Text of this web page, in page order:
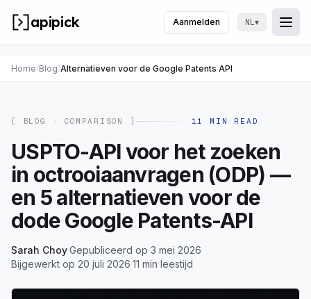
apipick Aanmelden NL▾
Home/Blog/Alternatieven voor de Google Patents API
[ BLOG ·COMPARISON ] 11 MIN READ
USPTO-API voor het zoeken
in octrooiaanvragen (ODP) —
en 5 alternatieven voor de
dode Google Patents-API
Sarah Choy·Gepubliceerd op 3 mei 2026·
Bijgewerkt op 20 juli 2026·11 min leestijd